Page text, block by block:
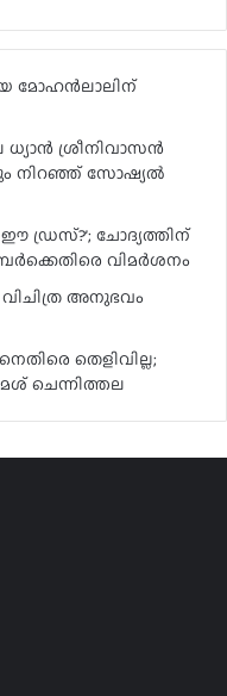
മോഹന്‍ലാലിന്
ധ്യാൻ ശ്രീനിവാസൻ
നിറഞ്ഞ് സോഷ്യൽ
ഡ്രസ്?’; ചോദ്യത്തിന്
വിമർശനം
വിചിത്ര അനുഭവം
തെളിവില്ല;
ചെന്നിത്തല